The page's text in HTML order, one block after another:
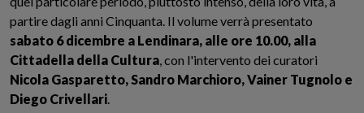
partire dagli anni Cinquanta. Il volume verrà presentato
sabato 6 dicembre a Lendinara, alle ore 10.00, alla
Cittadella della Cultura, con l'intervento dei curatori
Nicola Gasparetto, Sandro Marchioro, Vainer Tugnolo e
Diego Crivellari.